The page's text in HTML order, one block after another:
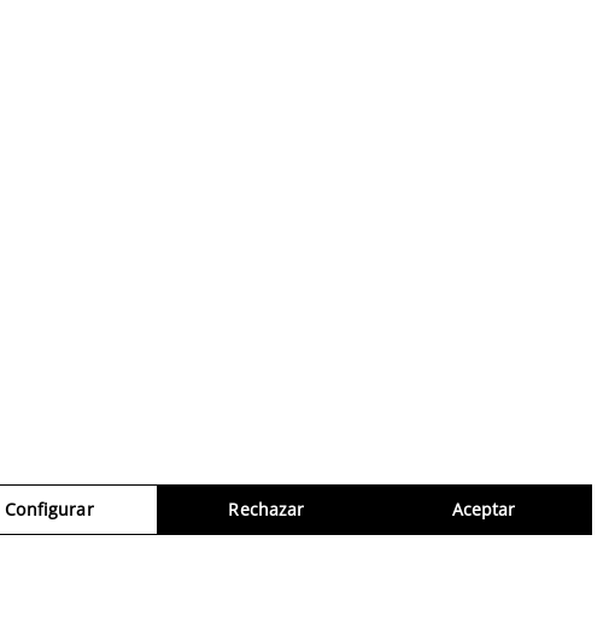
Configurar Rechazar Aceptar